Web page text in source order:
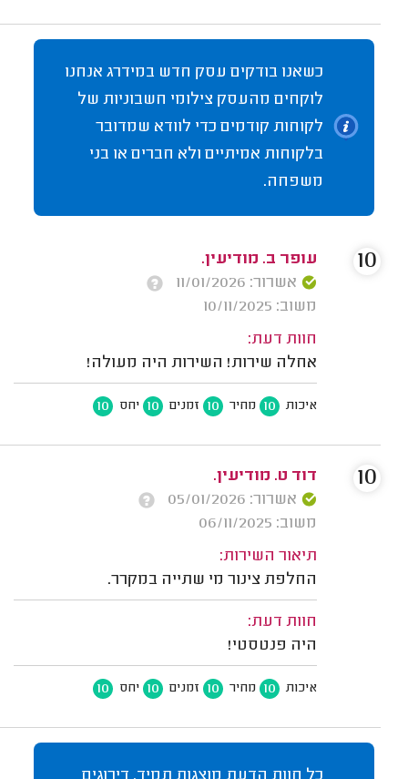
כשאנו בודקים עסק חדש במידרג אנחנו
לוקחים מהעסק צילומי חשבוניות של
לקוחות קודמים כדי לוודא שמדובר
בלקוחות אמיתיים ולא חברים או בני
משפחה.
עופר ב. מודיעין.
אשרור: 11/01/2026
משוב: 10/11/2025
חוות דעת:
אחלה שירות! השירות היה מעולה!
איכות 10 מחיר 10 זמנים 10 יחס 10
10
דוד ט. מודיעין.
אשרור: 05/01/2026
משוב: 06/11/2025
תיאור השירות:
החלפת צינור מי שתייה במקרר.
חוות דעת:
היה פנטסטי!
איכות 10 מחיר 10 זמנים 10 יחס 10
10